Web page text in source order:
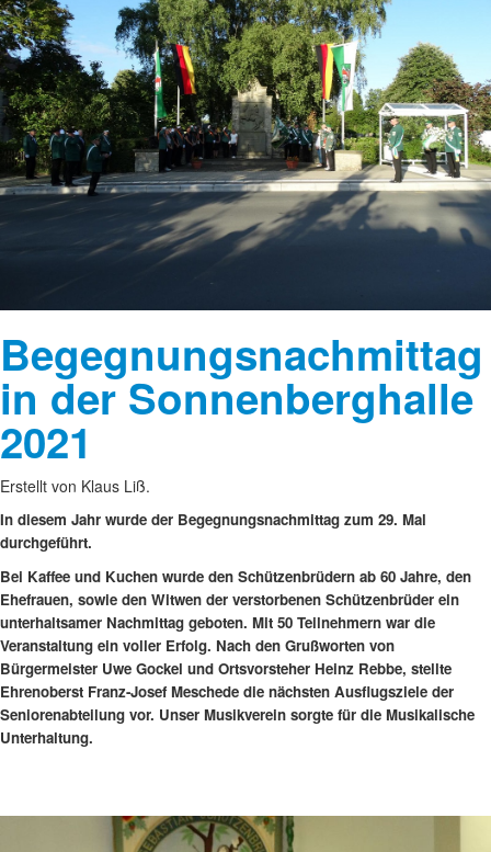
Begegnungsnachmittag
in der Sonnenberghalle
2021
Erstellt von Klaus Liß.
In diesem Jahr wurde der Begegnungsnachmittag zum 29. Mal
durchgeführt.
Bei Kaffee und Kuchen wurde den Schützenbrüdern ab 60 Jahre, den
Ehefrauen, sowie den Witwen der verstorbenen Schützenbrüder ein
unterhaltsamer Nachmittag geboten. Mit 50 Teilnehmern war die
Veranstaltung ein voller Erfolg. Nach den Grußworten von
Bürgermeister Uwe Gockel und Ortsvorsteher Heinz Rebbe, stellte
Ehrenoberst Franz-Josef Meschede die nächsten Ausflugsziele der
Seniorenabteilung vor. Unser Musikverein sorgte für die Musikalische
Unterhaltung.